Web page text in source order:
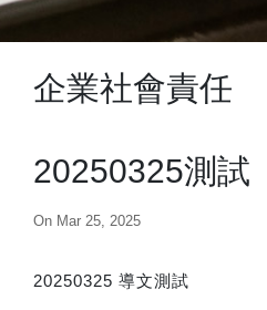
企業社會責任
20250325測試
On Mar 25, 2025
20250325 導文測試